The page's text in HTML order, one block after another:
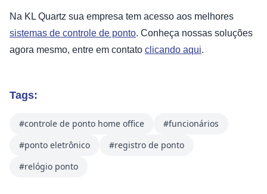
Na KL Quartz sua empresa tem acesso aos melhores
sistemas de controle de ponto. Conheça nossas soluções
agora mesmo, entre em contato clicando aqui.
Tags:
#controle de ponto home office
#funcionários
#ponto eletrônico
#registro de ponto
#relógio ponto